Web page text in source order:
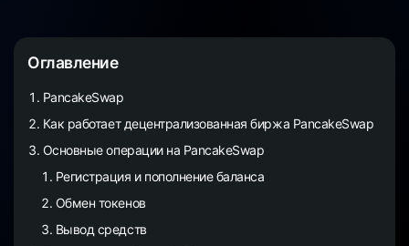
Оглавление
PancakeSwap
Как работает децентрализованная биржа PancakeSwap
Основные операции на PancakeSwap
Регистрация и пополнение баланса
Обмен токенов
Вывод средств